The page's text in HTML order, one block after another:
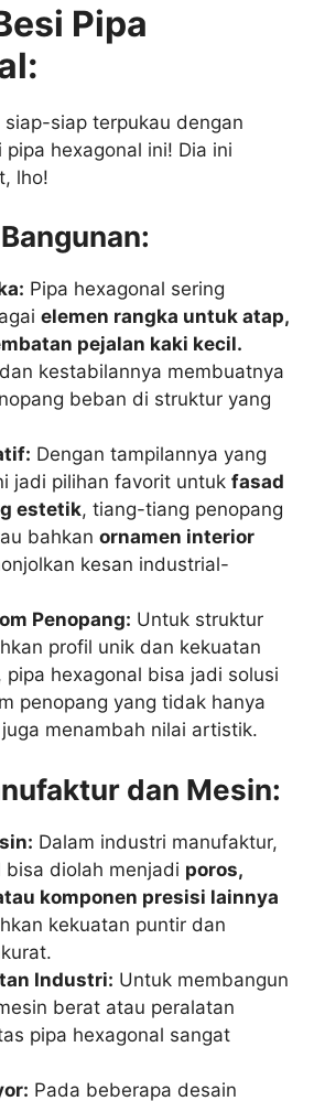
Pipa
siap-siap terpukau dengan
hexagonal ini! Dia ini
lho!
Pipa hexagonal sering
elemen rangka untuk atap,
pejalan kaki kecil.
kestabilannya membuatnya
beban di struktur yang
Dengan tampilannya yang
jadi pilihan favorit untukfasad
estetik, tiang-tiang penopang
bahkanornamen interior
kesan industrial-
Penopang: Untuk struktur
profil unik dan kekuatan
pipa hexagonal bisa jadi solusi
penopang yang tidak hanya
menambah nilai artistik.
dan Mesin:
Dalam industri manufaktur,
bisa diolah menjadi poros,
komponen presisi lainnya
kekuatan puntir dan
Industri: Untuk membangun
berat atau peralatan
pipa hexagonal sangat
Pada beberapa desain